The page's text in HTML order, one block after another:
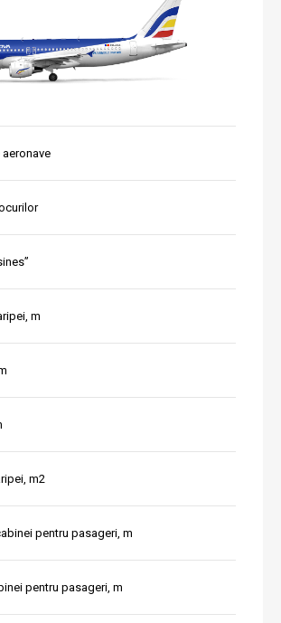
m
m2
pentru pasageri, m
pentru pasageri, m